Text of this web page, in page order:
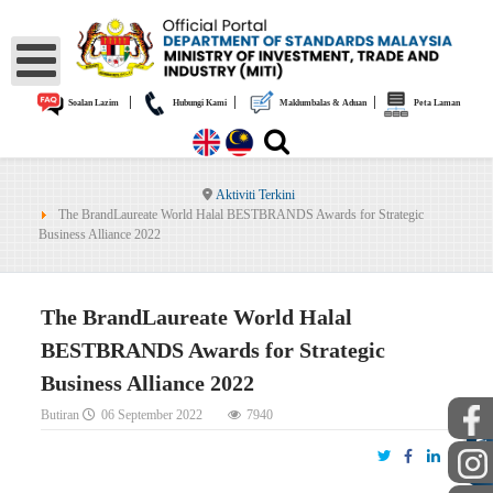
Soalan Lazim| Hubungi Kami| Maklumbalas & Aduan| Peta Laman
Aktiviti Terkini
The BrandLaureate World Halal BESTBRANDS Awards for Strategic
Business Alliance 2022
The BrandLaureate World Halal
BESTBRANDS Awards for Strategic
Business Alliance 2022
Butiran 06 September 2022 7940
AWAM